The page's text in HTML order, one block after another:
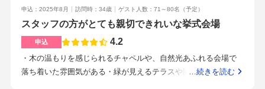
来たため、子供がいる私たちには本当に有り難かったです。相
談会の時から予定時間をオーバーする程沢山相談に乗ってもら
インで打ち合わせをさせてもらったり、柔軟に対応して頂きま
した。その過程で、プランナーさんに対する信頼が生まれてい
き、直前の搬入作業ではまるで文化祭の準備を友人と一緒にし
と感じましたプランナーさんが一環で担当してくれると言う部
分が本当に素敵だと思います。皆さん熱意を持ってお仕事をさ
ラルな雰囲気かつ洗練されたおしゃれな空間で結婚式を挙げた
いと言うカップルさんにお勧めだなと思います新しくできたと
の事で気になり式場を訪れました
の特徴かもしれませんが、本当に自由度が高く可能な限りリク
エストに応えようとしてくれます。また飲み物の種類も多く、
ノンアルコールの方も満足できると思います。駅の目の前で、
ます。近隣は緑も多く、同じ建物内にカフェなども入っていま
す！スタッフの方みなさん印象が良いです。笑顔も素敵で、ト
申込：2025年8月 訪問時：34歳 ゲスト人数：71～80名 （予定）
スタッフの方がとても親切できれいな挙式会場
申込 4.2
・木の温もりを感じられるチャペルや、自然光あふれる会場で
落ち着いた雰囲気がある・緑が見えるテラスや開放感ある空間•
…続きを読む